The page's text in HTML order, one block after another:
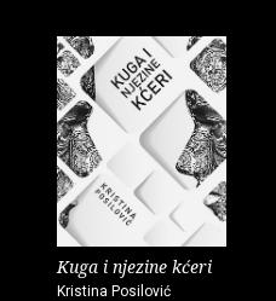
Kuga i njezine kćeri
Kristina Posilović